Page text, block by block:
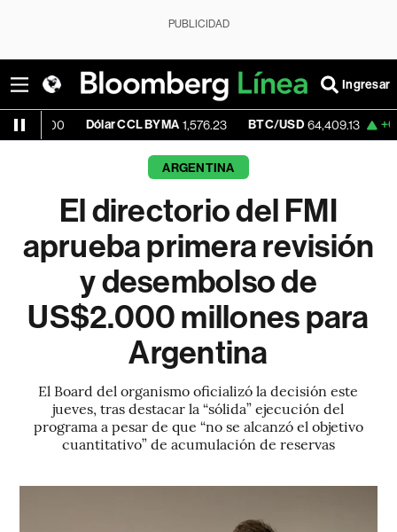
PUBLICIDAD
Ingresar
Dólar CCL BYMA 1,576.23 BTC/USD 64,409.13 +0.03%
ARGENTINA
El directorio del FMI
aprueba primera revisión
y desembolso de
US$2.000 millones para
Argentina
El Board del organismo oficializó la decisión este
jueves, tras destacar la “sólida” ejecución del
programa a pesar de que “no se alcanzó el objetivo
cuantitativo” de acumulación de reservas